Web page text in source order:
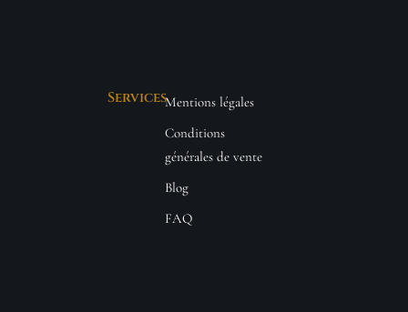
ServicesMentions légales
Conditions
générales de vente
Blog
FAQ